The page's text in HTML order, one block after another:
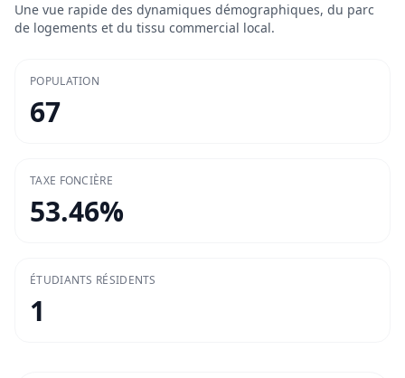
Une vue rapide des dynamiques démographiques, du parc
de logements et du tissu commercial local.
POPULATION
67
TAXE FONCIÈRE
53.46%
ÉTUDIANTS RÉSIDENTS
1